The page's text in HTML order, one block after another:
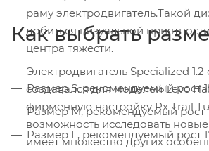
раму электродвигатель.Такой
добиться визуальной
центра тяжести.
Электродвигатель Specialized
создавался для моделей Levo
фирменную настройку Rx Trail
возможность исследовать
имеет множество других
Как выбрать
Размер S, рекомендуемый рост
Размер M, рекомендуемый рост
Размер L, рекомендуемый рост